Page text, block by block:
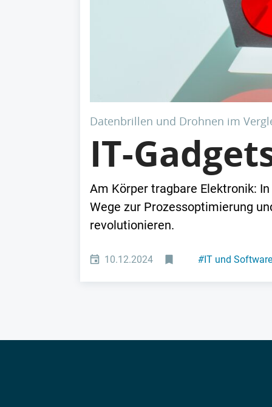
Datenbrillen und Drohnen im
IT-
Am Körper tragbare Elektronik:
Wege zur Prozessoptimierung
revolutionieren.
10.12.2024 #IT und Software